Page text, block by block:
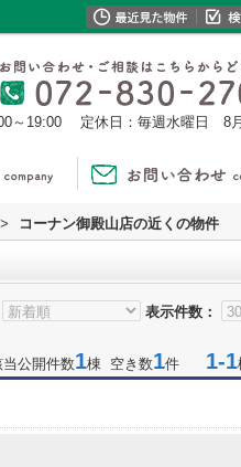
～19:00 定休日：毎週水曜日 8
> コーナン御殿山店の近くの物件
表示件数：
当公開件数1棟 空き数1件 1-1